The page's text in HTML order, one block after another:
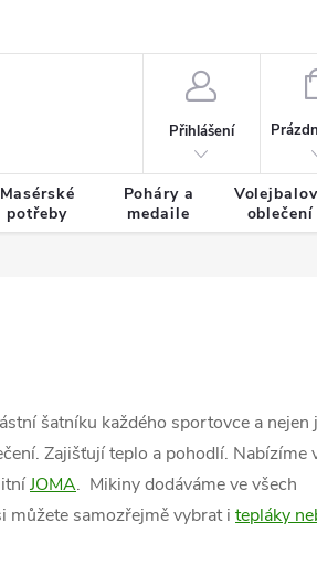
Přihlášení
Masérské
potřeby
Poháry a
medaile
oblečení
šatníku každého sportovce a nejen
Zajišťují teplo a pohodlí. Nabízíme
JOMA. Mikiny dodáváme ve všech
můžete samozřejmě vybrat i tepláky